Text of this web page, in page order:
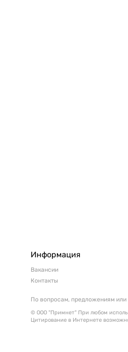
Информация
Вакансии
Контакты
По вопросам, предложениям
© ООО "Примнет" При любом
Цитирование в Интернете